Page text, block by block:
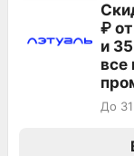
₽
и
все
До